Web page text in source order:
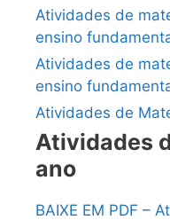
Atividades de
ensino
Atividades de
ensino
Atividades de
Atividades
ano
BAIXE EM PDF –